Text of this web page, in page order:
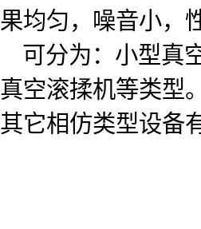
果均匀，噪音小，
可分为：小型真
真空滚揉机等类型。
其它相仿类型设备